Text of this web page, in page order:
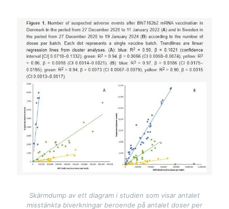
Image
Skärmdump av ett diagram i studien som visar antalet
misstänkta biverkningar beroende på antalet doser per